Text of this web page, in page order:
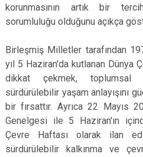
korunmasının artık bir
sorumluluğu olduğunu açıkça
Birleşmiş Milletler tarafından
yıl 5 Haziran'da kutlanan Dünya
dikkat çekmek, toplumsal
sürdürülebilir yaşam anlayışını
bir fırsattır. Ayrıca 22 Mayıs
Genelgesi ile 5 Haziran'ın
Çevre Haftası olarak ilan
sürdürülebilir kalkınma ve